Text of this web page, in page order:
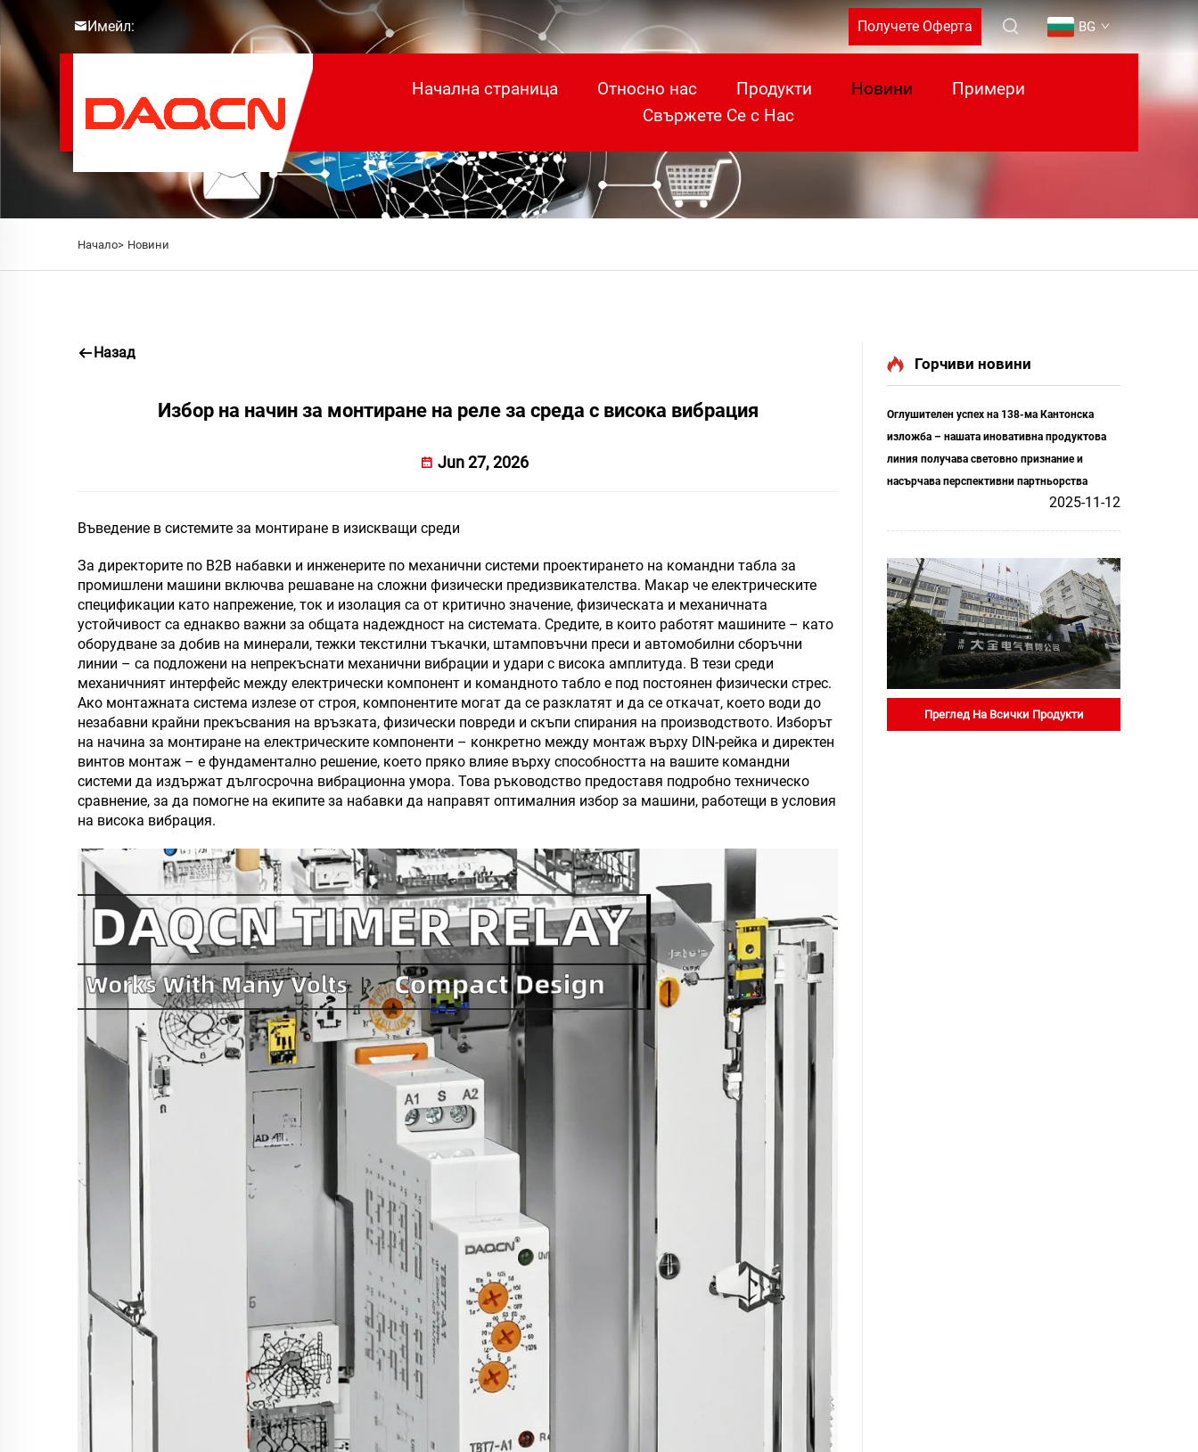
Имейл: Получете Оферта BG
Начална страница Относно нас Продукти Новини
Примери
Свържете Се с Нас
Начало> Новини
Назад
Избор на начин за монтиране на реле за среда с висока вибрация
Jun 27, 2026
Въведение в системите за монтиране в изискващи среди
За директорите по B2B набавки и инженерите по механични системи проектирането на командни табла за
промишлени машини включва решаване на сложни физически предизвикателства. Макар че електрическите
спецификации като напрежение, ток и изолация са от критично значение, физическата и механичната
устойчивост са еднакво важни за общата надеждност на системата. Средите, в които работят машините – като
оборудване за добив на минерали, тежки текстилни тъкачки, штамповъчни преси и автомобилни сборъчни
линии – са подложени на непрекъснати механични вибрации и удари с висока амплитуда. В тези среди
механичният интерфейс между електрически компонент и командното табло е под постоянен физически стрес.
Ако монтажната система излезе от строя, компонентите могат да се разклатят и да се откачат, което води до
незабавни крайни прекъсвания на връзката, физически повреди и скъпи спирания на производството. Изборът
на начина за монтиране на електрическите компоненти – конкретно между монтаж върху DIN-рейка и директен
винтов монтаж – е фундаментално решение, което пряко влияе върху способността на вашите командни
системи да издържат дългосрочна вибрационна умора. Това ръководство предоставя подробно техническо
сравнение, за да помогне на екипите за набавки да направят оптималния избор за машини, работещи в условия
на висока вибрация.
Горчиви новини
Оглушителен успех на 138-ма Кантонска
изложба – нашата иновативна продуктова
линия получава световно признание и
насърчава перспективни партньорства
2025-11-12
Преглед На Всички Продукти